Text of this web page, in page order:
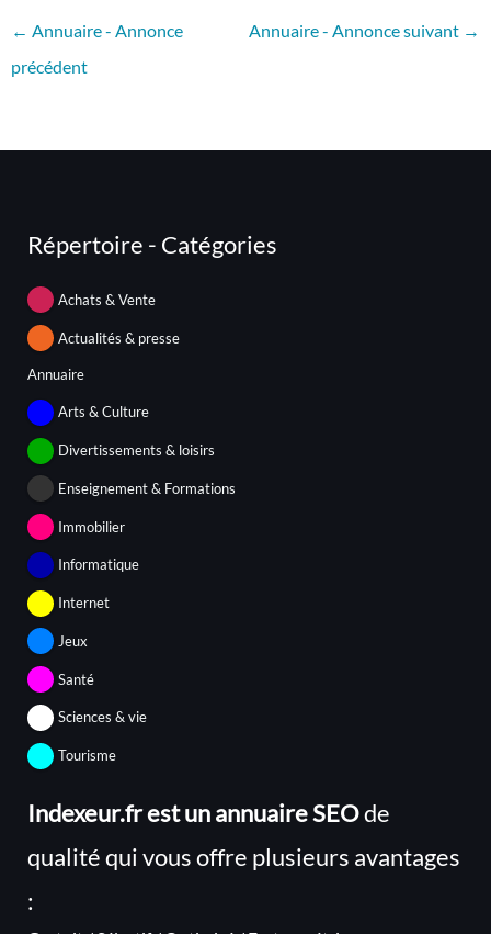
← Annuaire - Annonce
précédent
Annuaire - Annonce suivant →
Répertoire - Catégories
Achats & Vente
Actualités & presse
Annuaire
Arts & Culture
Divertissements & loisirs
Enseignement & Formations
Immobilier
Informatique
Internet
Jeux
Santé
Sciences & vie
Tourisme
Indexeur.fr est un annuaire SEOde
qualité qui vous offre plusieurs avantages
: